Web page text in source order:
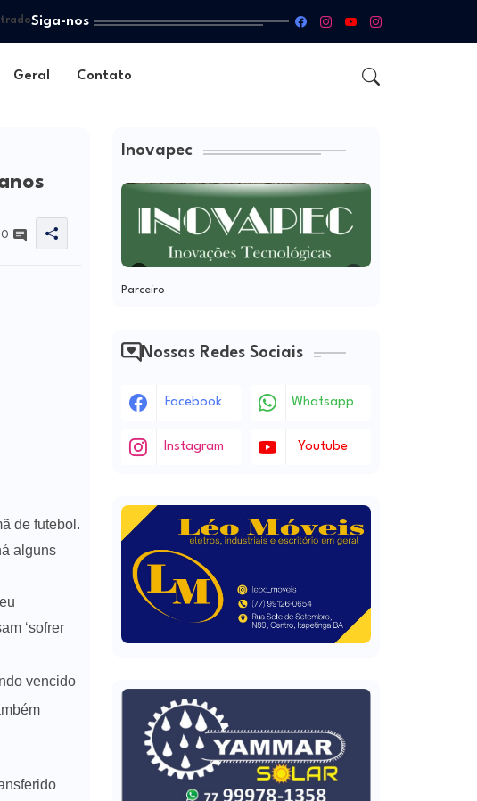
Siga-nos
Geral Contato
0
de futebol.
alguns
‘sofrer
vencido
Inovapec
Parceiro
Nossas Redes Sociais
Facebook Whatsapp
Instagram Youtube